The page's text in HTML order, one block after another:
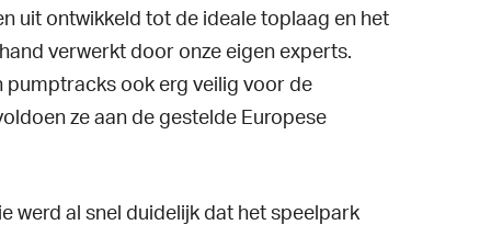
uit ontwikkeld tot de ideale toplaag en het
verwerkt door onze eigen experts.
pumptracks ook erg veilig voor de
ze aan de gestelde Europese
werd al snel duidelijk dat het speelpark